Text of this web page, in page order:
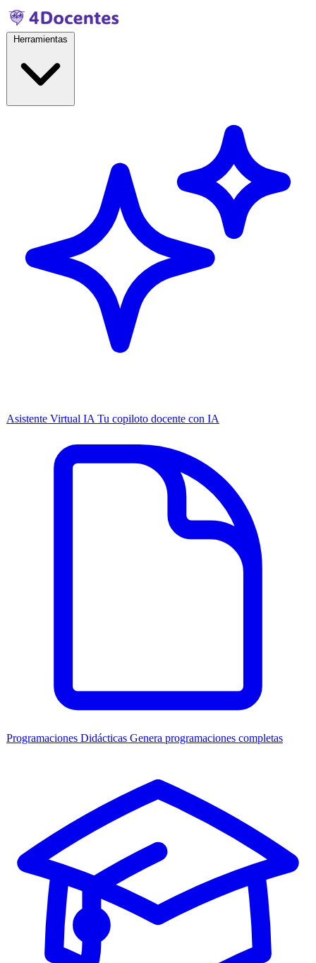
Asistente Virtual IA Tu copiloto docente con IA
Programaciones Didácticas Genera programaciones completas